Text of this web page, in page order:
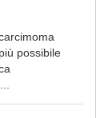
possibile